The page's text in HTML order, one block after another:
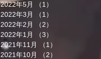
2022年5月
（1）
2022年3月
（1）
2022年2月
（2）
2022年1月
（3）
2021年11月
（1）
2021年10月
（2）